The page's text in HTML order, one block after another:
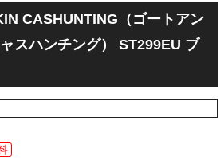
CASHUNTING（ゴートアン
スハンチング） ST299EU ブ